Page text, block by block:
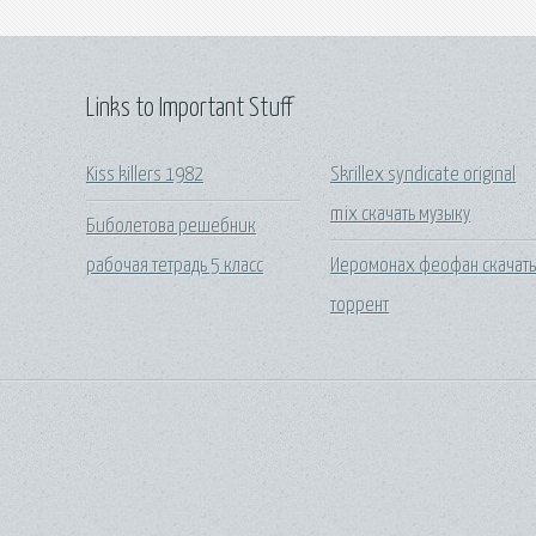
Links to Important Stuff
Kiss killers 1982
Биболетова решебник
рабочая тетрадь 5 класс
Skrillex syndicate original
mix скачать музыку
Иеромонах феофан скачать
торрент